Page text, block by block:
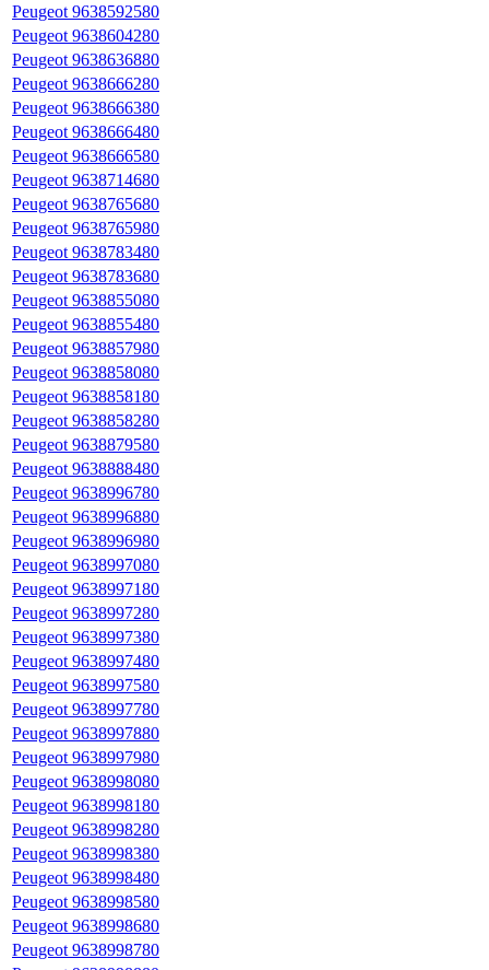
Peugeot 9638592580
Peugeot 9638604280
Peugeot 9638636880
Peugeot 9638666280
Peugeot 9638666380
Peugeot 9638666480
Peugeot 9638666580
Peugeot 9638714680
Peugeot 9638765680
Peugeot 9638765980
Peugeot 9638783480
Peugeot 9638783680
Peugeot 9638855080
Peugeot 9638855480
Peugeot 9638857980
Peugeot 9638858080
Peugeot 9638858180
Peugeot 9638858280
Peugeot 9638879580
Peugeot 9638888480
Peugeot 9638996780
Peugeot 9638996880
Peugeot 9638996980
Peugeot 9638997080
Peugeot 9638997180
Peugeot 9638997280
Peugeot 9638997380
Peugeot 9638997480
Peugeot 9638997580
Peugeot 9638997780
Peugeot 9638997880
Peugeot 9638997980
Peugeot 9638998080
Peugeot 9638998180
Peugeot 9638998280
Peugeot 9638998380
Peugeot 9638998480
Peugeot 9638998580
Peugeot 9638998680
Peugeot 9638998780